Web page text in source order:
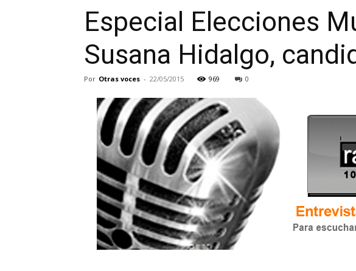
Especial Elecciones
Susana Hidalgo,
Por Otras voces - 22/05/2015 969 0